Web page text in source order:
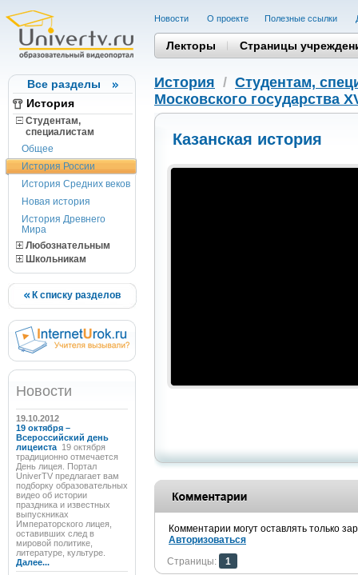
Все разделы
История
Студентам,
cпециалистам
Общее
История России
История Средних веков
Новая история
История Древнего
Мира
Любознательным
Школьникам
К списку разделов
Новости
19.10.2012
19 октября –
Всероссийский день
лицеиста 19 октября
традиционно отмечается
День лицея. Портал
UniverTV предлагает вам
подборку образовательных
видео об истории
праздника и известных
выпускниках
Императорского лицея,
оставивших след в
мировой политике,
литературе, культуре.
Далее...
Новости О проекте Полезные cсылки
Лекторы Страницы
История / Студентам,
Московского государства
Казанская история
Комментарии могут оставлять только
Авторизоваться
Страницы:
1